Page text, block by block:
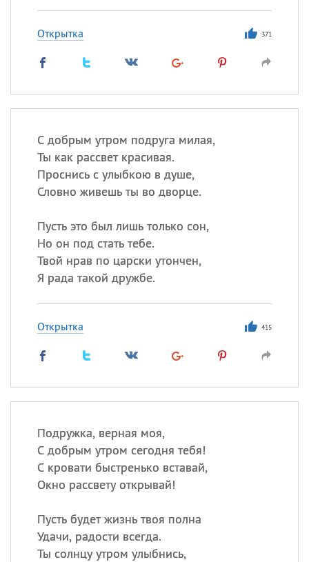
Открытка 371
С добрым утром подруга милая,
Ты как рассвет красивая.
Проснись с улыбкою в душе,
Словно живешь ты во дворце.
Пусть это был лишь только сон,
Но он под стать тебе.
Твой нрав по царски утончен,
Я рада такой дружбе.
Открытка 415
Подружка, верная моя,
С добрым утром сегодня тебя!
С кровати быстренько вставай,
Окно рассвету открывай!
Пусть будет жизнь твоя полна
Удачи, радости всегда.
Ты солнцу утром улыбнись,
Посмотреть значение